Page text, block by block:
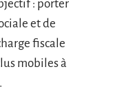
: porter
et de
fiscale
mobiles à